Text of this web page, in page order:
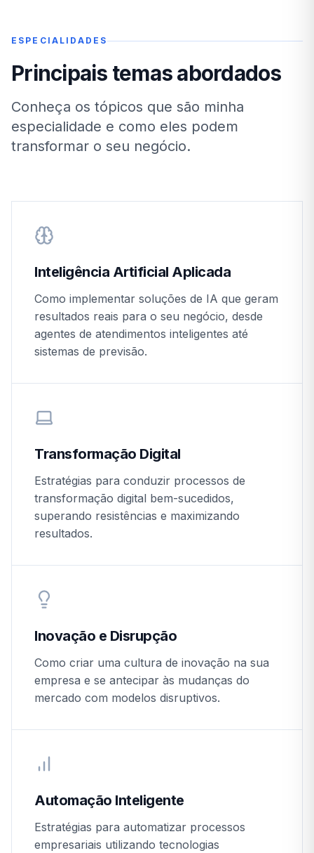
ESPECIALIDADES
Principais temas abordados
Conheça os tópicos que são minha
especialidade e como eles podem
transformar o seu negócio.
Inteligência Artificial Aplicada
Como implementar soluções de IA que geram
resultados reais para o seu negócio, desde
agentes de atendimentos inteligentes até
sistemas de previsão.
Transformação Digital
Estratégias para conduzir processos de
transformação digital bem-sucedidos,
superando resistências e maximizando
resultados.
Inovação e Disrupção
Como criar uma cultura de inovação na sua
empresa e se antecipar às mudanças do
mercado com modelos disruptivos.
Automação Inteligente
Estratégias para automatizar processos
empresariais utilizando tecnologias